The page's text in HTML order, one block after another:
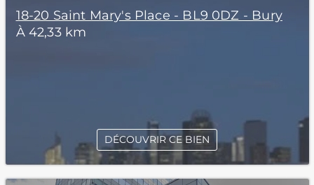
18-20 Saint Mary's Place - BL9 0DZ - Bury
À 42,33 km
DÉCOUVRIR CE BIEN